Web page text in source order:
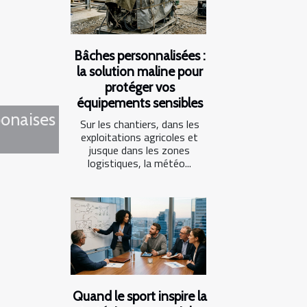
Bâches personnalisées :
la solution maline pour
protéger vos
équipements sensibles
Sur les chantiers, dans les
exploitations agricoles et
jusque dans les zones
logistiques, la météo...
Quand le sport inspire la